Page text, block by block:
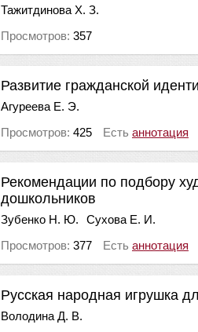
Тажитдинова Х. З.
Просмотров: 357
Развитие гражданской
Агуреева Е. Э.
Просмотров: 425 Есть аннотация
Рекомендации по подбору
дошкольников
Зубенко Н. Ю.
Сухова Е. И.
Просмотров: 377 Есть аннотация
Русская народная игрушка
Володина Д. В.